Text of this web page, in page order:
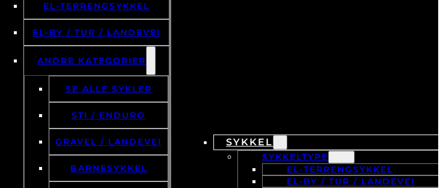
EL-TERRENGSYKKEL
EL-BY / TUR / LANDEVEI
ANDRE KATEGORIER
SE ALLE SYKLER
STI / ENDURO
GRAVEL / LANDEVEI
BARNESYKKEL
SYKKEL
SYKKELTYPE
EL-TERRENGSYKKEL
EL-BY / TUR / LANDEVEI